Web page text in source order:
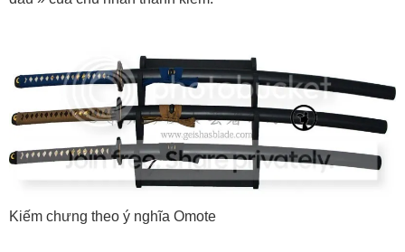
Kiếm chưng theo ý nghĩa Omote